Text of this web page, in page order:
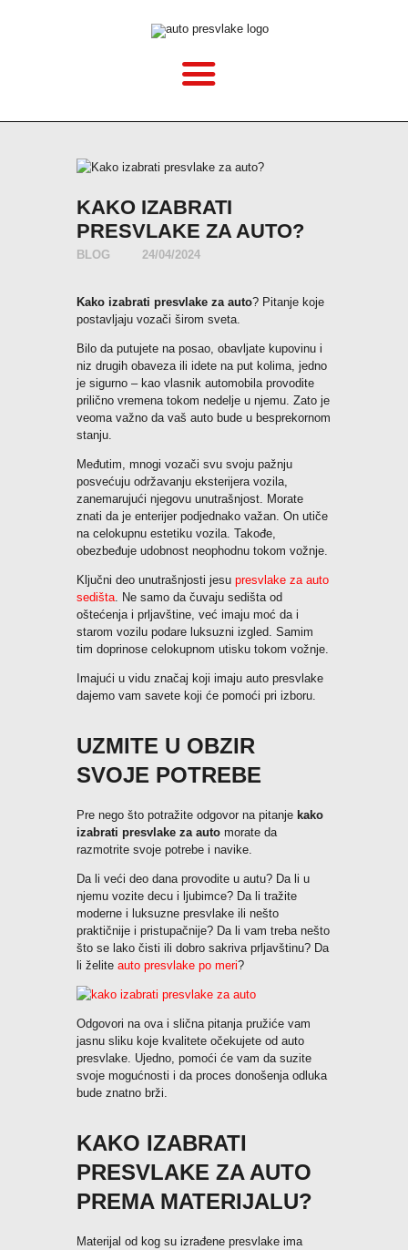
VELIČINE
KAKO MONTIRATI?
BLOG
KONTAKT
KAKO IZABRATI
PRESVLAKE ZA AUTO?
BLOG 24/04/2024
Kako izabrati presvlake za auto? Pitanje koje
postavljaju vozači širom sveta.
Bilo da putujete na posao, obavljate kupovinu i
niz drugih obaveza ili idete na put kolima, jedno
je sigurno – kao vlasnik automobila provodite
prilično vremena tokom nedelje u njemu. Zato je
veoma važno da vaš auto bude u besprekornom
stanju.
Međutim, mnogi vozači svu svoju pažnju
posvećuju održavanju eksterijera vozila,
zanemarujući njegovu unutrašnjost. Morate
znati da je enterijer podjednako važan. On utiče
na celokupnu estetiku vozila. Takođe,
obezbeđuje udobnost neophodnu tokom vožnje.
Ključni deo unutrašnjosti jesu presvlake za auto
sedišta . Ne samo da čuvaju sedišta od
oštećenja i prljavštine, već imaju moć da i
starom vozilu podare luksuzni izgled. Samim
tim doprinose celokupnom utisku tokom vožnje.
Imajući u vidu značaj koji imaju auto presvlake
dajemo vam savete koji će pomoći pri izboru.
UZMITE U OBZIR
SVOJE POTREBE
Pre nego što potražite odgovor na pitanje kako
izabrati presvlake za auto morate da
razmotrite svoje potrebe i navike.
Da li veći deo dana provodite u autu? Da li u
njemu vozite decu i ljubimce? Da li tražite
moderne i luksuzne presvlake ili nešto
praktičnije i pristupačnije? Da li vam treba nešto
što se lako čisti ili dobro sakriva prljavštinu? Da
li želite auto presvlake po meri?
Odgovori na ova i slična pitanja pružiće vam
jasnu sliku koje kvalitete očekujete od auto
presvlake. Ujedno, pomoći će vam da suzite
svoje mogućnosti i da proces donošenja odluka
bude znatno brži.
KAKO IZABRATI
PRESVLAKE ZA AUTO
PREMA MATERIJALU?
Materijal od kog su izrađene presvlake ima